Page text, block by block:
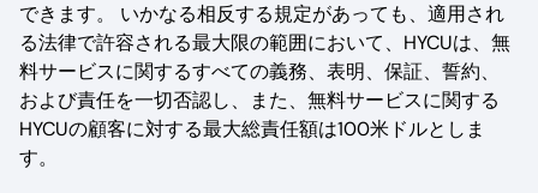
できます。 いかなる相反する規定があっても、適用され
る法律で許容される最大限の範囲において、HYCUは、無
料サービスに関するすべての義務、表明、保証、誓約、
および責任を一切否認し、また、無料サービスに関する
HYCUの顧客に対する最大総責任額は100米ドルとしま
す。